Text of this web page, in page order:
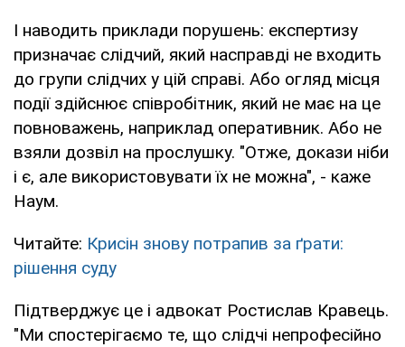
І наводить приклади порушень: експертизу
призначає слідчий, який насправді не входить
до групи слідчих у цій справі. Або огляд місця
події здійснює співробітник, який не має на це
повноважень, наприклад оперативник. Або не
взяли дозвіл на прослушку. "Отже, докази ніби
і є, але використовувати їх не можна", - каже
Наум.
Читайте: Крисін знову потрапив за ґрати:
рішення суду
Підтверджує це і адвокат Ростислав Кравець.
"Ми спостерігаємо те, що слідчі непрофесійно